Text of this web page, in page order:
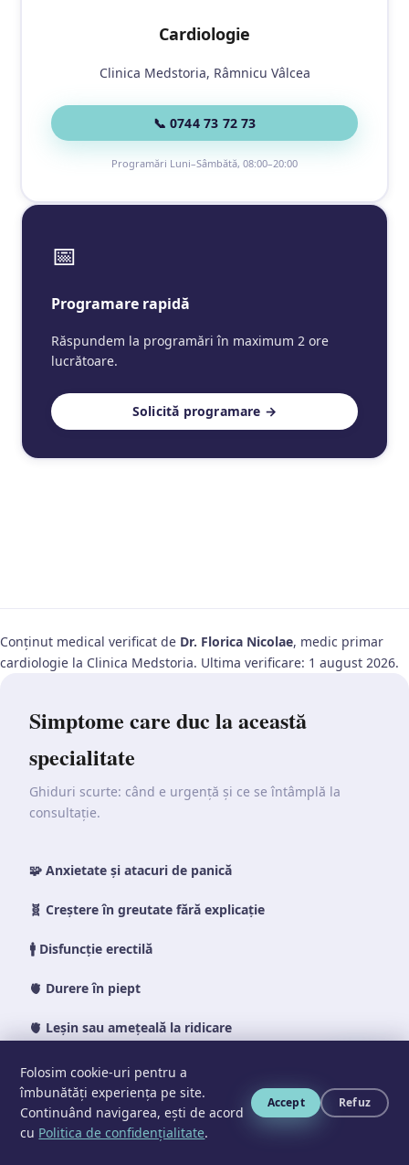
Cardiologie
Clinica Medstoria, Râmnicu Vâlcea
📞 0744 73 72 73
Programări Luni–Sâmbătă, 08:00–20:00
📅
Programare rapidă
Răspundem la programări în maximum 2 ore
lucrătoare.
Solicită programare →
Conținut medical verificat de Dr. Florica Nicolae, medic primar
cardiologie la Clinica Medstoria. Ultima verificare: 1 august 2026.
Simptome care duc la această
specialitate
Ghiduri scurte: când e urgență și ce se întâmplă la
consultație.
🧩 Anxietate și atacuri de panică
🧬 Creștere în greutate fără explicație
🚹 Disfuncție erectilă
🫀 Durere în piept
🫀 Leșin sau amețeală la ridicare
🫁Lipsă de aer (dispnee)
💊Picioare reci și durere la mers
Folosim cookie-uri pentru a
îmbunătăți experiența pe site.
Continuând navigarea, ești de acord
cu Politica de confidențialitate.
Accept Refuz